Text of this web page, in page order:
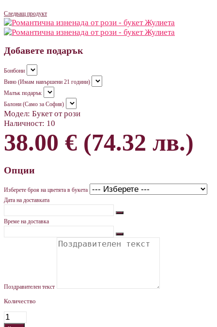
Следващ продукт
Добавете подарък
Бонбони
Вино (Имам навършени 21 години)
Малък подарък
Балони (Само за София)
Модел: Букет от рози
Наличност: 10
38.00 € (74.32 лв.)
Опции
Изберете броя на цветята в букета
Дата на доставката
Време на доставка
Поздравителен текст
Количество